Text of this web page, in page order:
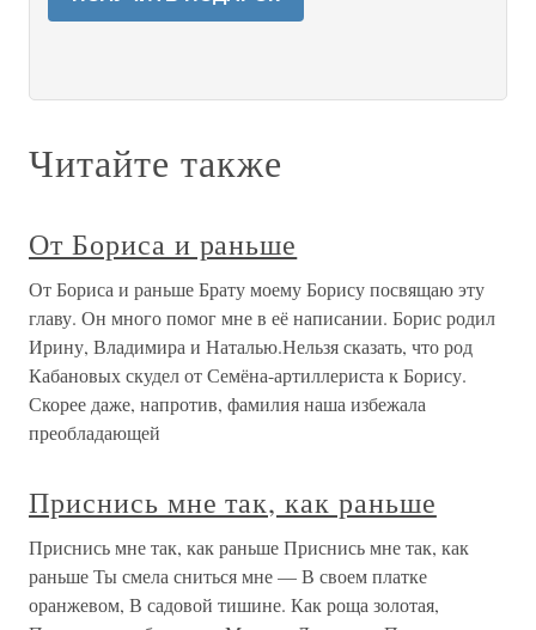
Читайте также
От Бориса и раньше
От Бориса и раньше Брату моему Борису посвящаю эту
главу. Он много помог мне в её написании. Борис родил
Ирину, Владимира и Наталью.Нельзя сказать, что род
Кабановых скудел от Семёна-артиллериста к Борису.
Скорее даже, напротив, фамилия наша избежала
преобладающей
Приснись мне так, как раньше
Приснись мне так, как раньше Приснись мне так, как
раньше Ты смела сниться мне — В своем платке
оранжевом, В садовой тишине. Как роща золотая,